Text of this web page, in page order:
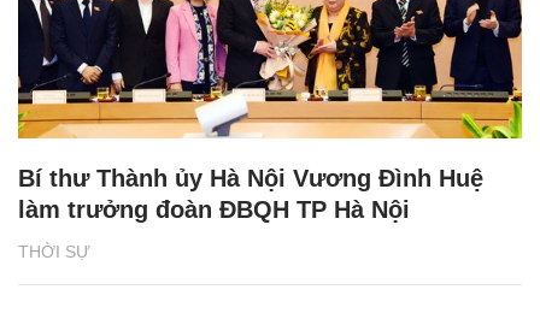
THỜI SỰ
Bí thư Thành ủy Hà Nội Vương Đình Huệ
làm trưởng đoàn ĐBQH TP Hà Nội